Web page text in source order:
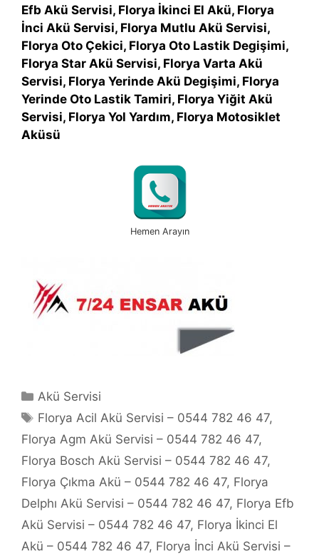
Efb Akü Servisi, Florya İkinci El Akü, Florya
İnci Akü Servisi, Florya Mutlu Akü Servisi,
Florya Oto Çekici, Florya Oto Lastik Degişimi,
Florya Star Akü Servisi, Florya Varta Akü
Servisi, Florya Yerinde Akü Degişimi, Florya
Yerinde Oto Lastik Tamiri, Florya Yiğit Akü
Servisi, Florya Yol Yardım, Florya Motosiklet
Aküsü
Hemen Arayın
Kategoriler
Akü Servisi
Etiketler
Florya Acil Akü Servisi – 0544 782 46 47,
Florya Agm Akü Servisi – 0544 782 46 47,
Florya Bosch Akü Servisi – 0544 782 46 47,
Florya Çıkma Akü – 0544 782 46 47, Florya
Delphı Akü Servisi – 0544 782 46 47, Florya Efb
Akü Servisi – 0544 782 46 47, Florya İkinci El
Akü – 0544 782 46 47, Florya İnci Akü Servisi –